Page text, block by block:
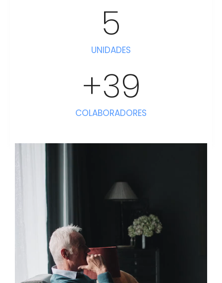
UNIDADES
5
COLABORADORES
+39